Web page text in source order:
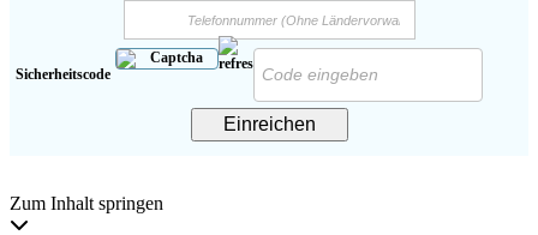
Sicherheitscode
Einreichen
Zum Inhalt springen